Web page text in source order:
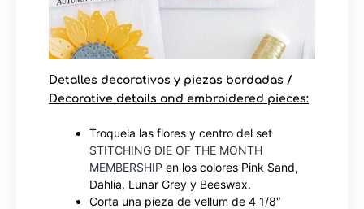
Detalles decorativos y piezas bordadas /
Decorative details and embroidered pieces:
Troquela las flores y centro del set
STITCHING DIE OF THE MONTH
MEMBERSHIP en los colores Pink Sand,
Dahlia, Lunar Grey y Beeswax.
Corta una pieza de vellum de 4 1/8″